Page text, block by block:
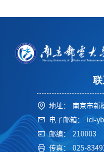
联
地址：
南京市新
电子邮箱：
ici-
邮编：
210003
传真：
025-